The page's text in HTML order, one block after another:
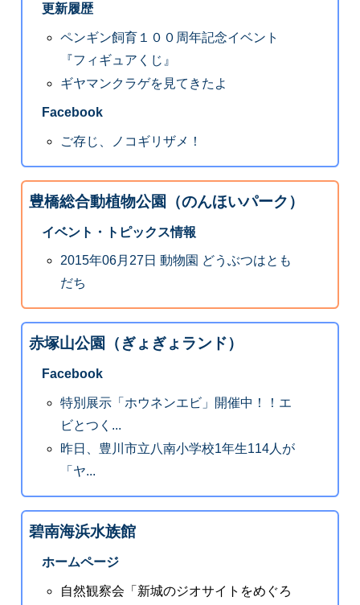
更新履歴
ペンギン飼育１００周年記念イベント
『フィギュアくじ』
ギヤマンクラゲを見てきたよ
Facebook
ご存じ、ノコギリザメ！
豊橋総合動植物公園（のんほいパーク）
イベント・トピックス情報
2015年06月27日 動物園 どうぶつはとも
だち
赤塚山公園（ぎょぎょランド）
Facebook
特別展示「ホウネンエビ」開催中！！エ
ビとつく...
昨日、豊川市立八南小学校1年生114人が
「ヤ...
碧南海浜水族館
ホームページ
自然観察会「新城のジオサイトをめぐろ